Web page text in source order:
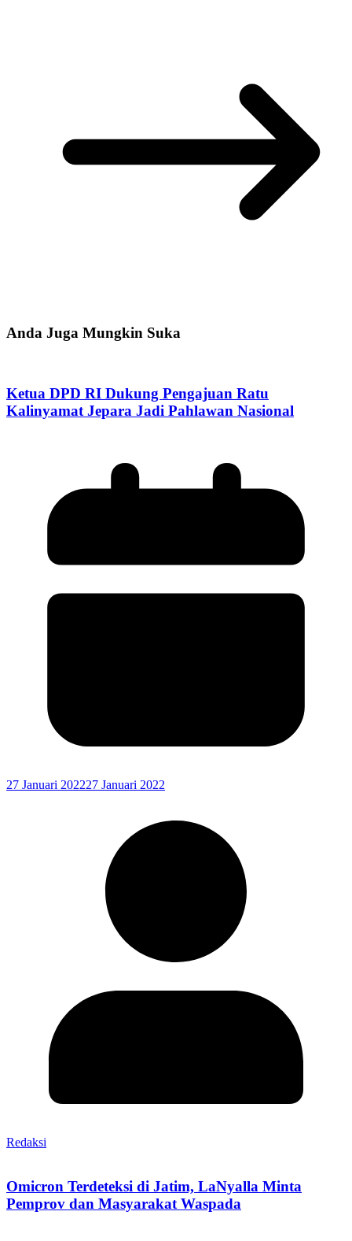
Anda Juga Mungkin Suka
Ketua DPD RI Dukung Pengajuan Ratu
Kalinyamat Jepara Jadi Pahlawan Nasional
27 Januari 202227 Januari 2022
Redaksi
Omicron Terdeteksi di Jatim, LaNyalla Minta
Pemprov dan Masyarakat Waspada